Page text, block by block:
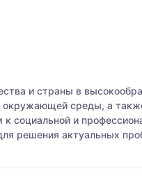
и страны в
среды, а
и
решения актуальных